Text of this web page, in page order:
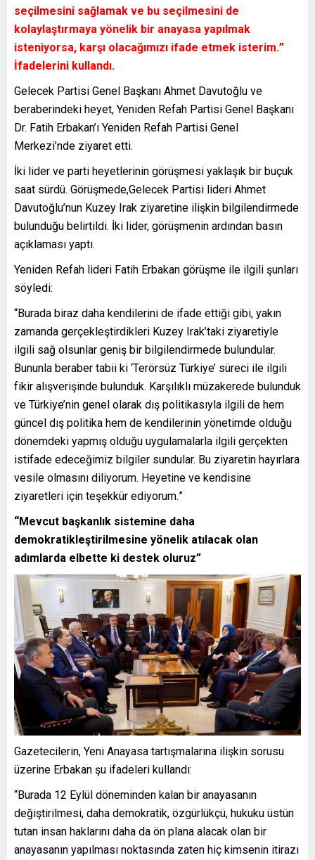
seçilmesini sağlamak ve bu seçilmesini de
kolaylaştırmaya yönelik bir anayasa yapılmak
isteniyorsa, karşı olacağımızı ifade etmek isterim.”
İfadelerini kullandı.
Gelecek Partisi Genel Başkanı Ahmet Davutoğlu ve
beraberindeki heyet, Yeniden Refah Partisi Genel Başkanı
Dr. Fatih Erbakan’ı Yeniden Refah Partisi Genel
Merkezi’nde ziyaret etti.
İki lider ve parti heyetlerinin görüşmesi yaklaşık bir buçuk
saat sürdü. Görüşmede,Gelecek Partisi lideri Ahmet
Davutoğlu’nun Kuzey Irak ziyaretine ilişkin bilgilendirmede
bulunduğu belirtildi. İki lider, görüşmenin ardından basın
açıklaması yaptı.
Yeniden Refah lideri Fatih Erbakan görüşme ile ilgili şunları
söyledi:
“Burada biraz daha kendilerini de ifade ettiği gibi, yakın
zamanda gerçekleştirdikleri Kuzey Irak’taki ziyaretiyle
ilgili sağ olsunlar geniş bir bilgilendirmede bulundular.
Bununla beraber tabii ki ‘Terörsüz Türkiye’ süreci ile ilgili
fikir alışverişinde bulunduk. Karşılıklı müzakerede bulunduk
ve Türkiye’nin genel olarak dış politikasıyla ilgili de hem
güncel dış politika hem de kendilerinin yönetimde olduğu
dönemdeki yapmış olduğu uygulamalarla ilgili gerçekten
istifade edeceğimiz bilgiler sundular. Bu ziyaretin hayırlara
vesile olmasını diliyorum. Heyetine ve kendisine
ziyaretleri için teşekkür ediyorum.”
“Mevcut başkanlık sistemine daha
demokratikleştirilmesine yönelik atılacak olan
adımlarda elbette ki destek oluruz”
Gazetecilerin, Yeni Anayasa tartışmalarına ilişkin sorusu
üzerine Erbakan şu ifadeleri kullandı:
“Burada 12 Eylül döneminden kalan bir anayasanın
değiştirilmesi, daha demokratik, özgürlükçü, hukuku üstün
tutan insan haklarını daha da ön plana alacak olan bir
anayasanın yapılması noktasında zaten hiç kimsenin itirazı